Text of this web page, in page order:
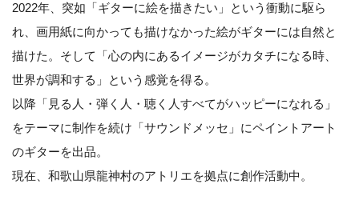
2022年、突如「ギターに絵を描きたい」という衝動に駆ら
れ、画用紙に向かっても描けなかった絵がギターには自然と
描けた。そして「心の内にあるイメージがカタチになる時、
世界が調和する」という感覚を得る。
以降「見る人・弾く人・聴く人すべてがハッピーになれる」
をテーマに制作を続け「サウンドメッセ」にペイントアート
のギターを出品。
現在、和歌山県龍神村のアトリエを拠点に創作活動中。